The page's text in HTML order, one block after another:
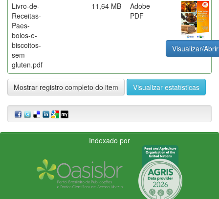
Livro-de-
Receitas-
Paes-
bolos-e-
biscoitos-
sem-
gluten.pdf
11,64 MB
Adobe
PDF
Visualizar/Abrir
Mostrar registro completo do item Visualizar estatísticas
Indexado por